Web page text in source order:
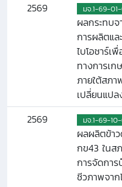
2569 มจ.1-69-
ผลกระทบ
การผลิตแ
ไบโอชาร์เ
ทางการเก
ภายใต้สภ
เปลี่ยนแปล
2569 มจ.1-69-
ผลผลิตข้า
กข43 ในส
การจัดกา
ชีวภาพจาก